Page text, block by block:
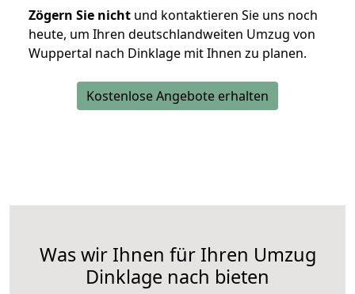
Zögern Sie nicht und kontaktieren Sie uns noch
heute, um Ihren deutschlandweiten Umzug von
Wuppertal nach Dinklage mit Ihnen zu planen.
Kostenlose Angebote erhalten
Was wir Ihnen für Ihren Umzug
Dinklage nach bieten